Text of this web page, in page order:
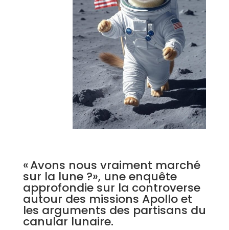
« Avons nous vraiment marché
sur la lune ?», une enquête
approfondie sur la controverse
autour des missions Apollo et
les arguments des partisans du
canular lunaire.